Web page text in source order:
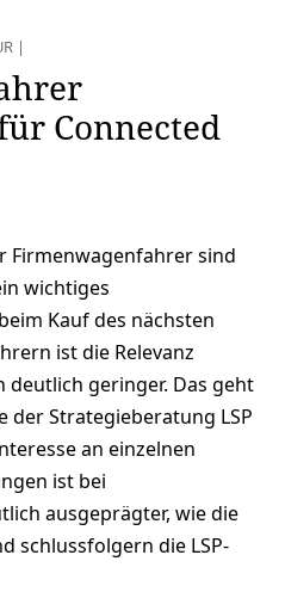
|
Connected
Firmenwagenfahrer sind
wichtiges
Kauf des nächsten
ist die Relevanz
deutlich geringer. Das geht
der Strategieberatung LSP
an einzelnen
ist bei
ausgeprägter, wie die
schlussfolgern die LSP-